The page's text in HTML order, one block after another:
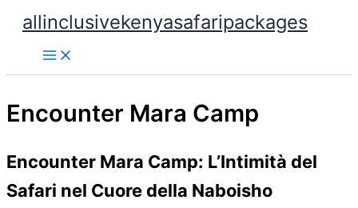
Skip
content
allinclusivekenyasafaripackages
Encounter Mara Camp
Encounter Mara Camp: L’Intimità del
Safari nel Cuore della Naboisho